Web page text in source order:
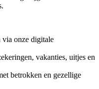
via onze digitale
vakanties, uitjes en
betrokken en gezellige